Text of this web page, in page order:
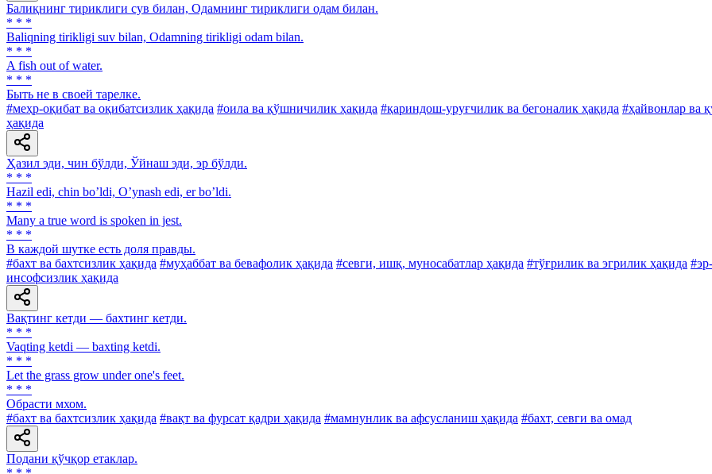
Балиқнинг тириклиги сув билан, Одамнинг тириклиги одам билан.
* * *
Baliqning tirikligi suv bilan, Odamning tirikligi odam bilan.
* * *
A fish out of water.
* * *
Быть не в своей тарелке.
#меҳр-оқибат ва оқибатсизлик ҳақида #оила ва қўшничилик ҳақида #қариндош-уруғчилик ва бегоналик ҳақида #ҳайвонлар ва
ҳақида
Ҳазил эди, чин бўлди, Ўйнаш эди, эр бўлди.
* * *
Hazil edi, chin boʼldi, Oʼynash edi, er boʼldi.
* * *
Many a true word is spoken in jest.
* * *
В каждой шутке есть доля правды.
#бахт ва бахтсизлик ҳақида #муҳаббат ва бевафолик ҳақида #севги, ишқ, муносабатлар ҳақида #тўғрилик ва эгрилик ҳақида
инсофсизлик ҳақида
Вақтинг кетди — бахтинг кетди.
* * *
Vaqting ketdi — baxting ketdi.
* * *
Let the grass grow under one's feet.
* * *
Обрасти мхом.
#бахт ва бахтсизлик ҳақида #вақт ва фурсат қадри ҳақида #мамнунлик ва афсусланиш ҳақида #бахт, севги ва омад
Подани қўчқор етаклар.